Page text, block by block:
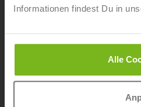
Informationen findest Du in
Alle